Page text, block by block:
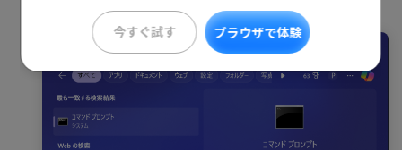
今すぐ試す ブラウザで体験